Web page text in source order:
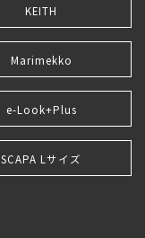
KEITH
Marimekko
e-Look+Plus
SCAPA Lサイズ